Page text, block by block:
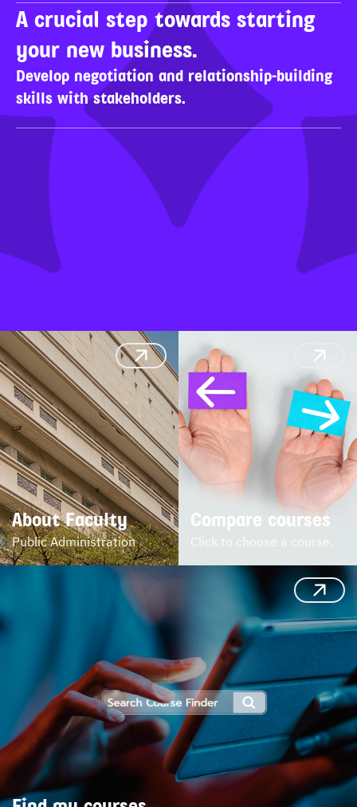
A crucial step towards starting
your new business.
Develop negotiation and relationship-building
skills with stakeholders.
About Faculty
Public Administration
Compare courses
Click to choose a course.